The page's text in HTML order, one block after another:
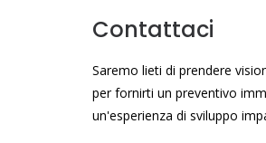
Contattaci
Saremo lieti di prendere
per fornirti un preventivo
un'esperienza di sviluppo